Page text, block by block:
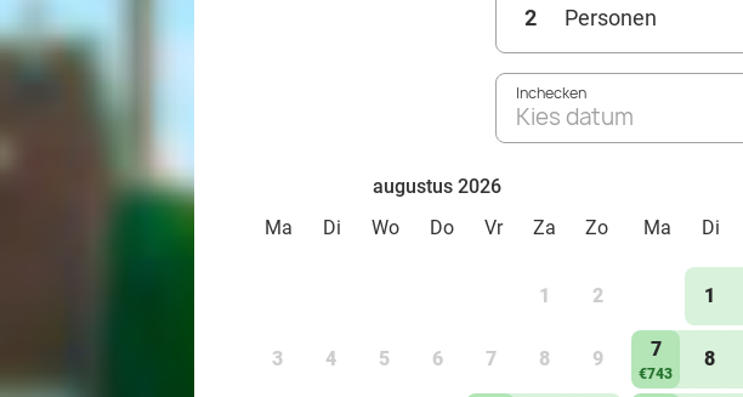
2 Personen
Inchecken
Kies datum
augustus 2026
Ma
Di Wo Do Vr Za Zo
1 2
3 4 5 6 7 8 9
Ma
Di
1
7
€743
8